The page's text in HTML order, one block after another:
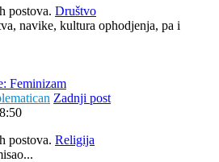
Društvo
navike, kultura ophodjenja, pa i
Feminizam
Zadnji post
Religija